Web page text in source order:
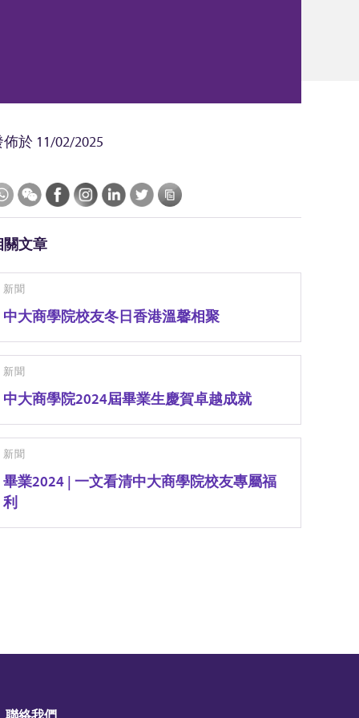
佈於 11/02/2025
關文章
新聞
中大商學院校友冬日香港溫馨相聚
新聞
中大商學院2024屆畢業生慶賀卓越成就
新聞
畢業2024 | 一文看清中大商學院校友專屬福
利
聯絡我們